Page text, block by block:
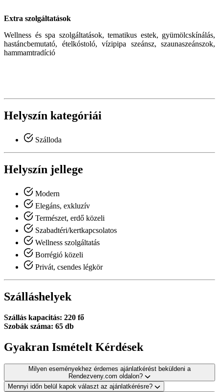
Extra szolgáltatások
Wellness és spa szolgáltatások, tematikus estek, gyümölcskínálás,
hastáncbemutató, ételkóstoló, vízipipa szeánsz, szaunaszeánszok,
hammamtradíció
Helyszín kategóriái
Szálloda
Helyszín jellege
Modern
Elegáns, exkluzív
Természet, erdő közeli
Szabadtéri/kertkapcsolatos
Wellness szolgáltatás
Borrégió közeli
Privát, csendes légkör
Szálláshelyek
Szállás kapacitás: 220 fő
Szobák száma: 65 db
Gyakran Ismételt Kérdések
Milyen eseményekhez érdemes ajánlatkérést beküldeni a
Rendezveny.com oldalon?
Mennyi időn belül kapok választ az ajánlatkérésre?